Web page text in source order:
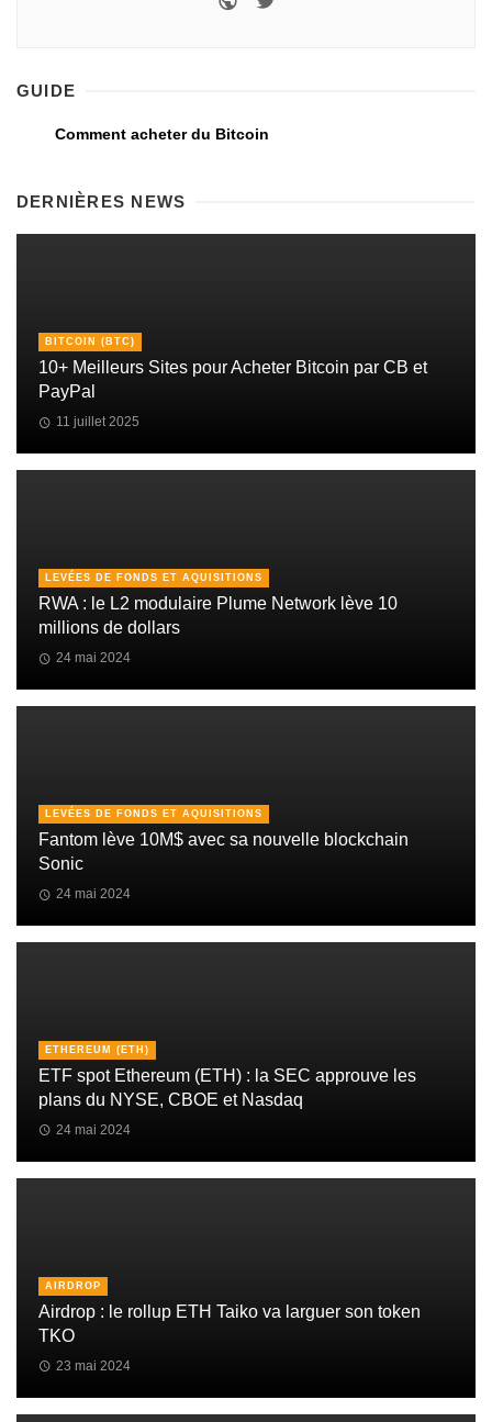
GUIDE
Comment acheter du Bitcoin
DERNIÈRES NEWS
BITCOIN (BTC)
10+ Meilleurs Sites pour Acheter Bitcoin par CB et
PayPal
11 juillet 2025
LEVÉES DE FONDS ET AQUISITIONS
RWA : le L2 modulaire Plume Network lève 10
millions de dollars
24 mai 2024
LEVÉES DE FONDS ET AQUISITIONS
Fantom lève 10M$ avec sa nouvelle blockchain
Sonic
24 mai 2024
ETHEREUM (ETH)
ETF spot Ethereum (ETH) : la SEC approuve les
plans du NYSE, CBOE et Nasdaq
24 mai 2024
AIRDROP
Airdrop : le rollup ETH Taiko va larguer son token
TKO
23 mai 2024